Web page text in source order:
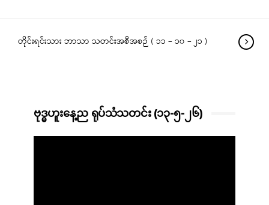
တိုင်းရင်းသား ဘာသာ သတင်းအစီအစဉ် ( ၁၁ – ၁၀ – ၂၁ )
ဗုဒ္ဓဟူးနေ့ည ရုပ်သံသတင်း (၁၃-၅-၂၆)